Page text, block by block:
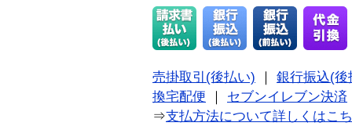
売掛取引(後払い)
銀行振込(後
換宅配便
セブンイレブン決済
⇒支払方法について詳しくはこ